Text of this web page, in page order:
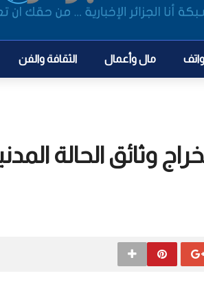
مال وأعمال الثقافة والفن
وثائق الحالة